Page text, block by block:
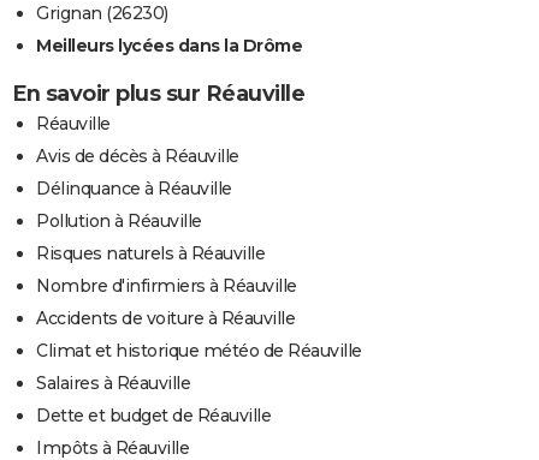
Grignan (26230)
Meilleurs lycées dans la Drôme
En savoir plus sur Réauville
Réauville
Avis de décès à Réauville
Délinquance à Réauville
Pollution à Réauville
Risques naturels à Réauville
Nombre d'infirmiers à Réauville
Accidents de voiture à Réauville
Climat et historique météo de Réauville
Salaires à Réauville
Dette et budget de Réauville
Impôts à Réauville